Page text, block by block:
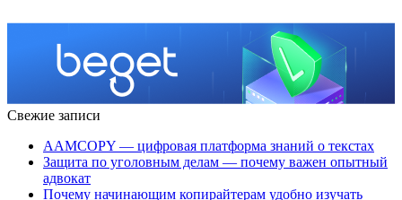
Свежие записи
AAMCOPY — цифровая платформа знаний о текстах
Защита по уголовным делам — почему важен опытный
адвокат
Почему начинающим копирайтерам удобно изучать